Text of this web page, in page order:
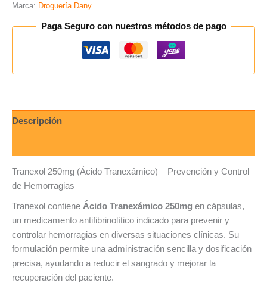
Marca: Droguería Dany
Paga Seguro con nuestros métodos de pago
Descripción
Tranexol 250mg (Ácido Tranexámico) – Prevención y Control
de Hemorragias
Tranexol contiene Ácido Tranexámico 250mg en cápsulas,
un medicamento antifibrinolítico indicado para prevenir y
controlar hemorragias en diversas situaciones clínicas. Su
formulación permite una administración sencilla y dosificación
precisa, ayudando a reducir el sangrado y mejorar la
recuperación del paciente.